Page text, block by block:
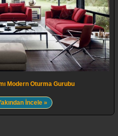
Modern Oturma Gurubu
İncele »